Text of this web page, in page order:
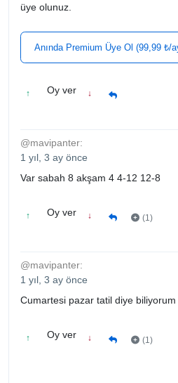
üye olunuz.
Anında Premium Üye Ol (99,99 ₺/
↑ Oy ver ↓
@mavipanter:
1 yıl, 3 ay önce
Var sabah 8 akşam 4 4-12 12-8
↑ Oy ver ↓ (1)
@mavipanter:
1 yıl, 3 ay önce
Cumartesi pazar tatil diye
↑ Oy ver ↓ (1)